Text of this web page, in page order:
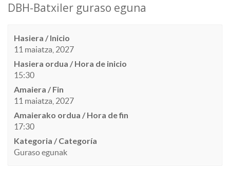
DBH-Batxiler guraso eguna
Hasiera / Inicio
11 maiatza, 2027
Hasiera ordua / Hora de inicio
15:30
Amaiera / Fin
11 maiatza, 2027
Amaierako ordua / Hora de fin
17:30
Kategoria / Categoría
Guraso egunak